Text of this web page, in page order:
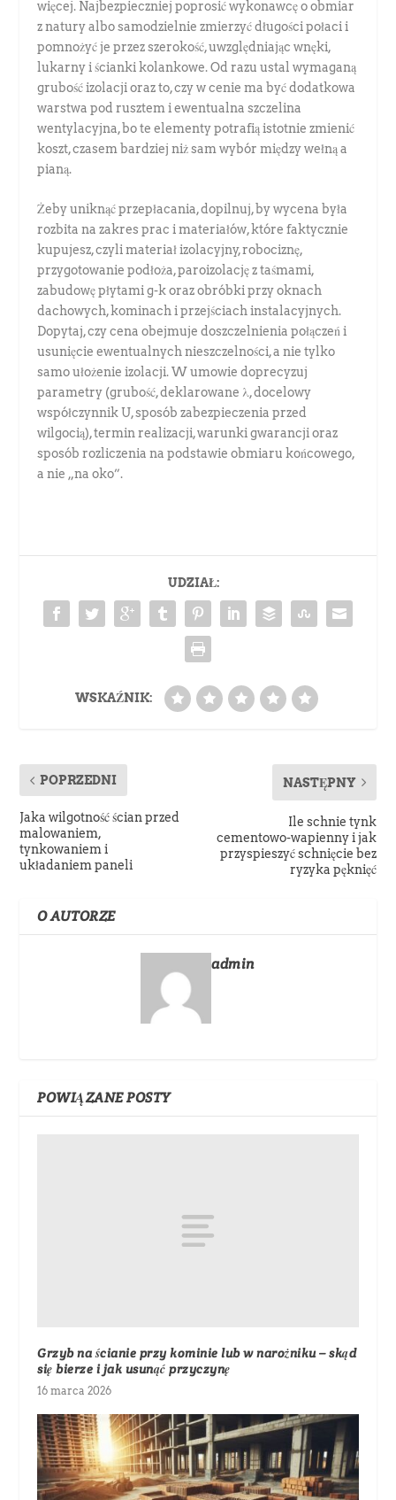
więcej. Najbezpieczniej poprosić wykonawcę o obmiar
z natury albo samodzielnie zmierzyć długości połaci i
pomnożyć je przez szerokość, uwzględniając wnęki,
lukarny i ścianki kolankowe. Od razu ustal wymaganą
grubość izolacji oraz to, czy w cenie ma być dodatkowa
warstwa pod rusztem i ewentualna szczelina
wentylacyjna, bo te elementy potrafią istotnie zmienić
koszt, czasem bardziej niż sam wybór między wełną a
pianą.
Żeby uniknąć przepłacania, dopilnuj, by wycena była
rozbita na zakres prac i materiałów, które faktycznie
kupujesz, czyli materiał izolacyjny, robociznę,
przygotowanie podłoża, paroizolację z taśmami,
zabudowę płytami g-k oraz obróbki przy oknach
dachowych, kominach i przejściach instalacyjnych.
Dopytaj, czy cena obejmuje doszczelnienia połączeń i
usunięcie ewentualnych nieszczelności, a nie tylko
samo ułożenie izolacji. W umowie doprecyzuj
parametry (grubość, deklarowane λ, docelowy
współczynnik U, sposób zabezpieczenia przed
wilgocią), termin realizacji, warunki gwarancji oraz
sposób rozliczenia na podstawie obmiaru końcowego,
a nie „na oko”.
UDZIAŁ:
WSKAŹNIK:
POPRZEDNI
Jaka wilgotność ścian przed
malowaniem,
tynkowaniem i
układaniem paneli
NASTĘPNY
Ile schnie tynk
cementowo-wapienny i jak
przyspieszyć schnięcie bez
ryzyka pęknięć
O AUTORZE
admin
POWIĄZANE POSTY
Grzyb na ścianie przy kominie lub w narożniku – skąd
się bierze i jak usunąć przyczynę
16 marca 2026